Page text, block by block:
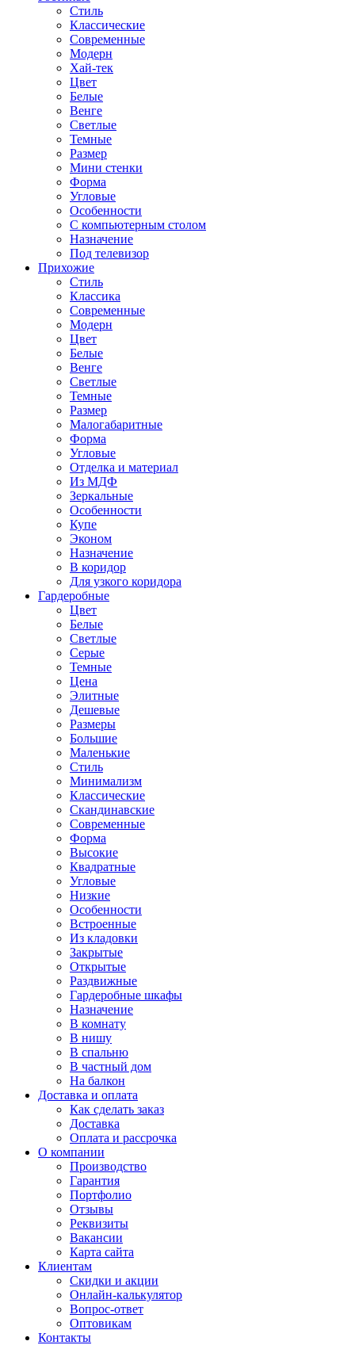
Стиль
Классические
Современные
Модерн
Хай-тек
Цвет
Белые
Венге
Светлые
Темные
Размер
Мини стенки
Форма
Угловые
Особенности
С компьютерным столом
Назначение
Под телевизор
Прихожие
Стиль
Классика
Современные
Модерн
Цвет
Белые
Венге
Светлые
Темные
Размер
Малогабаритные
Форма
Угловые
Отделка и материал
Из МДФ
Зеркальные
Особенности
Купе
Эконом
Назначение
В коридор
Для узкого коридора
Гардеробные
Цвет
Белые
Светлые
Серые
Темные
Цена
Элитные
Дешевые
Размеры
Большие
Маленькие
Стиль
Минимализм
Классические
Скандинавские
Современные
Форма
Высокие
Квадратные
Угловые
Низкие
Особенности
Встроенные
Из кладовки
Закрытые
Открытые
Раздвижные
Гардеробные шкафы
Назначение
В комнату
В нишу
В спальню
В частный дом
На балкон
Доставка и оплата
Как сделать заказ
Доставка
Оплата и рассрочка
О компании
Производство
Гарантия
Портфолио
Отзывы
Реквизиты
Вакансии
Карта сайта
Клиентам
Скидки и акции
Онлайн-калькулятор
Вопрос-ответ
Оптовикам
Контакты